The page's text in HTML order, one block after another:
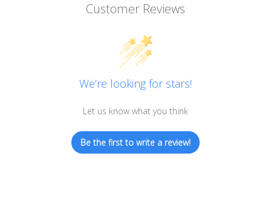
Customer Reviews
We’re looking for stars!
Let us know what you think
Be the first to write a review!